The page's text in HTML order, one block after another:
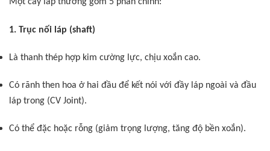
Một cây láp thường gồm 5 phần chính:
1. Trục nối láp (shaft)
Là thanh thép hợp kim cường lực, chịu xoắn cao.
Có rãnh then hoa ở hai đầu để kết nói với đầy láp ngoài và đầu
láp trong (CV Joint).
Có thể đặc hoặc rỗng (giảm trọng lượng, tăng độ bền xoắn).